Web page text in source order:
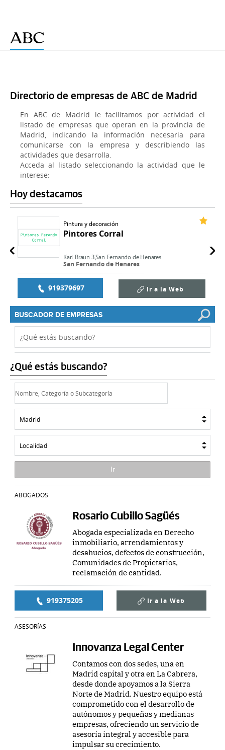
Directorio de empresas de ABC de Madrid
En ABC de Madrid le facilitamos por actividad el
listado de empresas que operan en la provincia de
Madrid, indicando la información necesaria para
comunicarse con la empresa y describiendo las
actividades que desarrolla.
Acceda al listado seleccionando la actividad que le
interese:
Hoy destacamos
Pintura y decoración
Pintores Corral
San Fernando de Henares
Karl Braun 3,San Fernando de Henares
919379697 Ir a la Web
BUSCADOR DE EMPRESAS
¿Qué estás buscando?
Madrid
Localidad
ABOGADOS
Rosario Cubillo Sagüés
Abogada especializada en Derecho
inmobiliario, arrendamientos y
desahucios, defectos de construcción,
Comunidades de Propietarios,
reclamación de cantidad.
919375205 Ir a la Web
ASESORÍAS
Innovanza Legal Center
Contamos con dos sedes, una en
Madrid capital y otra en La Cabrera,
desde donde apoyamos a la Sierra
Norte de Madrid. Nuestro equipo está
comprometido con el desarrollo de
autónomos y pequeñas y medianas
empresas, ofreciendo un servicio de
asesoría integral y accesible para
impulsar su crecimiento.